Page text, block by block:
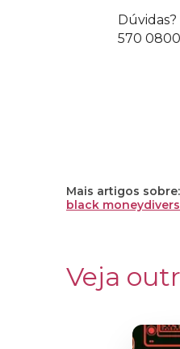
570
Mais artigos sobre:
black money
Veja